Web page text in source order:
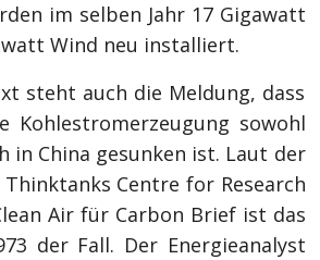
im selben Jahr 17 Gigawatt
Wind neu installiert.
steht auch die Meldung, dass
Kohlestromerzeugung sowohl
in China gesunken ist. Laut der
Centre for Research
Air für Carbon Brief ist das
der Fall. Der Energieanalyst